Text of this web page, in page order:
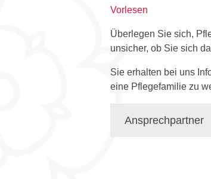
Vorlesen
Überlegen Sie sich,
unsicher, ob Sie sich
Sie erhalten bei uns
eine Pflegefamilie zu
Ansprechpartner